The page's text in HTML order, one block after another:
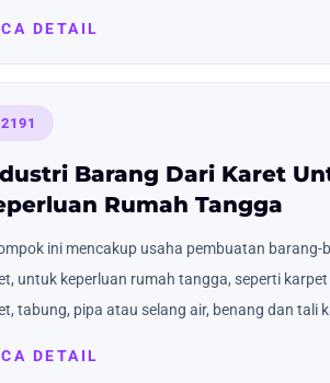
DETAIL
Barang Dari Karet
Rumah Tangga
ini mencakup usaha pembuatan barang-
untuk keperluan rumah tangga, seperti
tabung, pipa atau selang air, benang dan tali
DETAIL